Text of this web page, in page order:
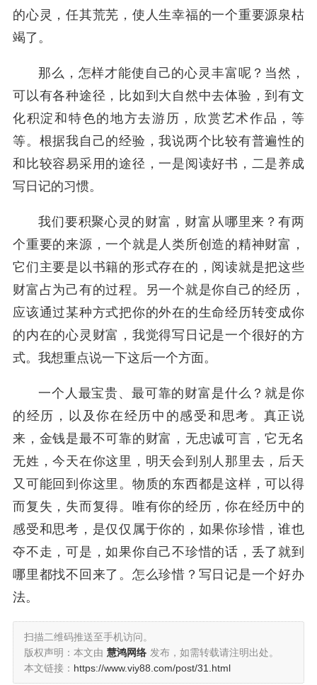
的心灵，任其荒芜，使人生幸福的一个重要源泉枯
竭了。
那么，怎样才能使自己的心灵丰富呢？当然，
可以有各种途径，比如到大自然中去体验，到有文
化积淀和特色的地方去游历，欣赏艺术作品，等
等。根据我自己的经验，我说两个比较有普遍性的
和比较容易采用的途径，一是阅读好书，二是养成
写日记的习惯。
我们要积聚心灵的财富，财富从哪里来？有两
个重要的来源，一个就是人类所创造的精神财富，
它们主要是以书籍的形式存在的，阅读就是把这些
财富占为己有的过程。另一个就是你自己的经历，
应该通过某种方式把你的外在的生命经历转变成你
的内在的心灵财富，我觉得写日记是一个很好的方
式。我想重点说一下这后一个方面。
一个人最宝贵、最可靠的财富是什么？就是你
的经历，以及你在经历中的感受和思考。真正说
来，金钱是最不可靠的财富，无忠诚可言，它无名
无姓，今天在你这里，明天会到别人那里去，后天
又可能回到你这里。物质的东西都是这样，可以得
而复失，失而复得。唯有你的经历，你在经历中的
感受和思考，是仅仅属于你的，如果你珍惜，谁也
夺不走，可是，如果你自己不珍惜的话，丢了就到
哪里都找不回来了。怎么珍惜？写日记是一个好办
法。
扫描二维码推送至手机访问。
版权声明：本文由 慧鸿网络 发布，如需转载请注明出处。
本文链接： https://www.viy88.com/post/31.html